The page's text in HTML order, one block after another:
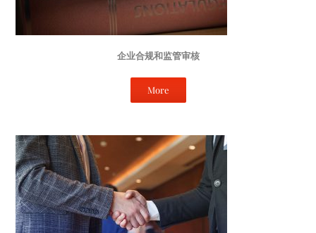
企业合规和监管审核
More